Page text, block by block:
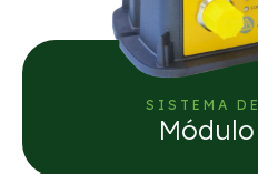
SISTEMA
Módulo